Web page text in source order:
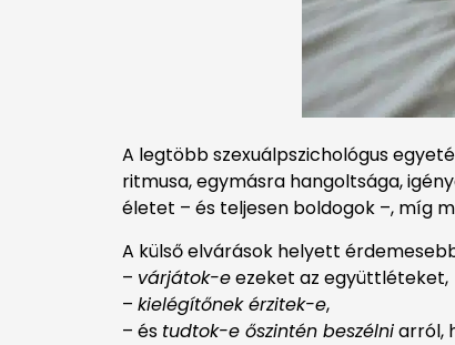
A legtöbb szexuálpszichológus
ritmusa, egymásra hangoltsága,
életet – és teljesen boldogok –, míg
A külső elvárások helyett
– várjátok-eezeket az együttléteket,
– kielégítőnek érzitek-e,
– és tudtok-e őszintén beszélniarról,